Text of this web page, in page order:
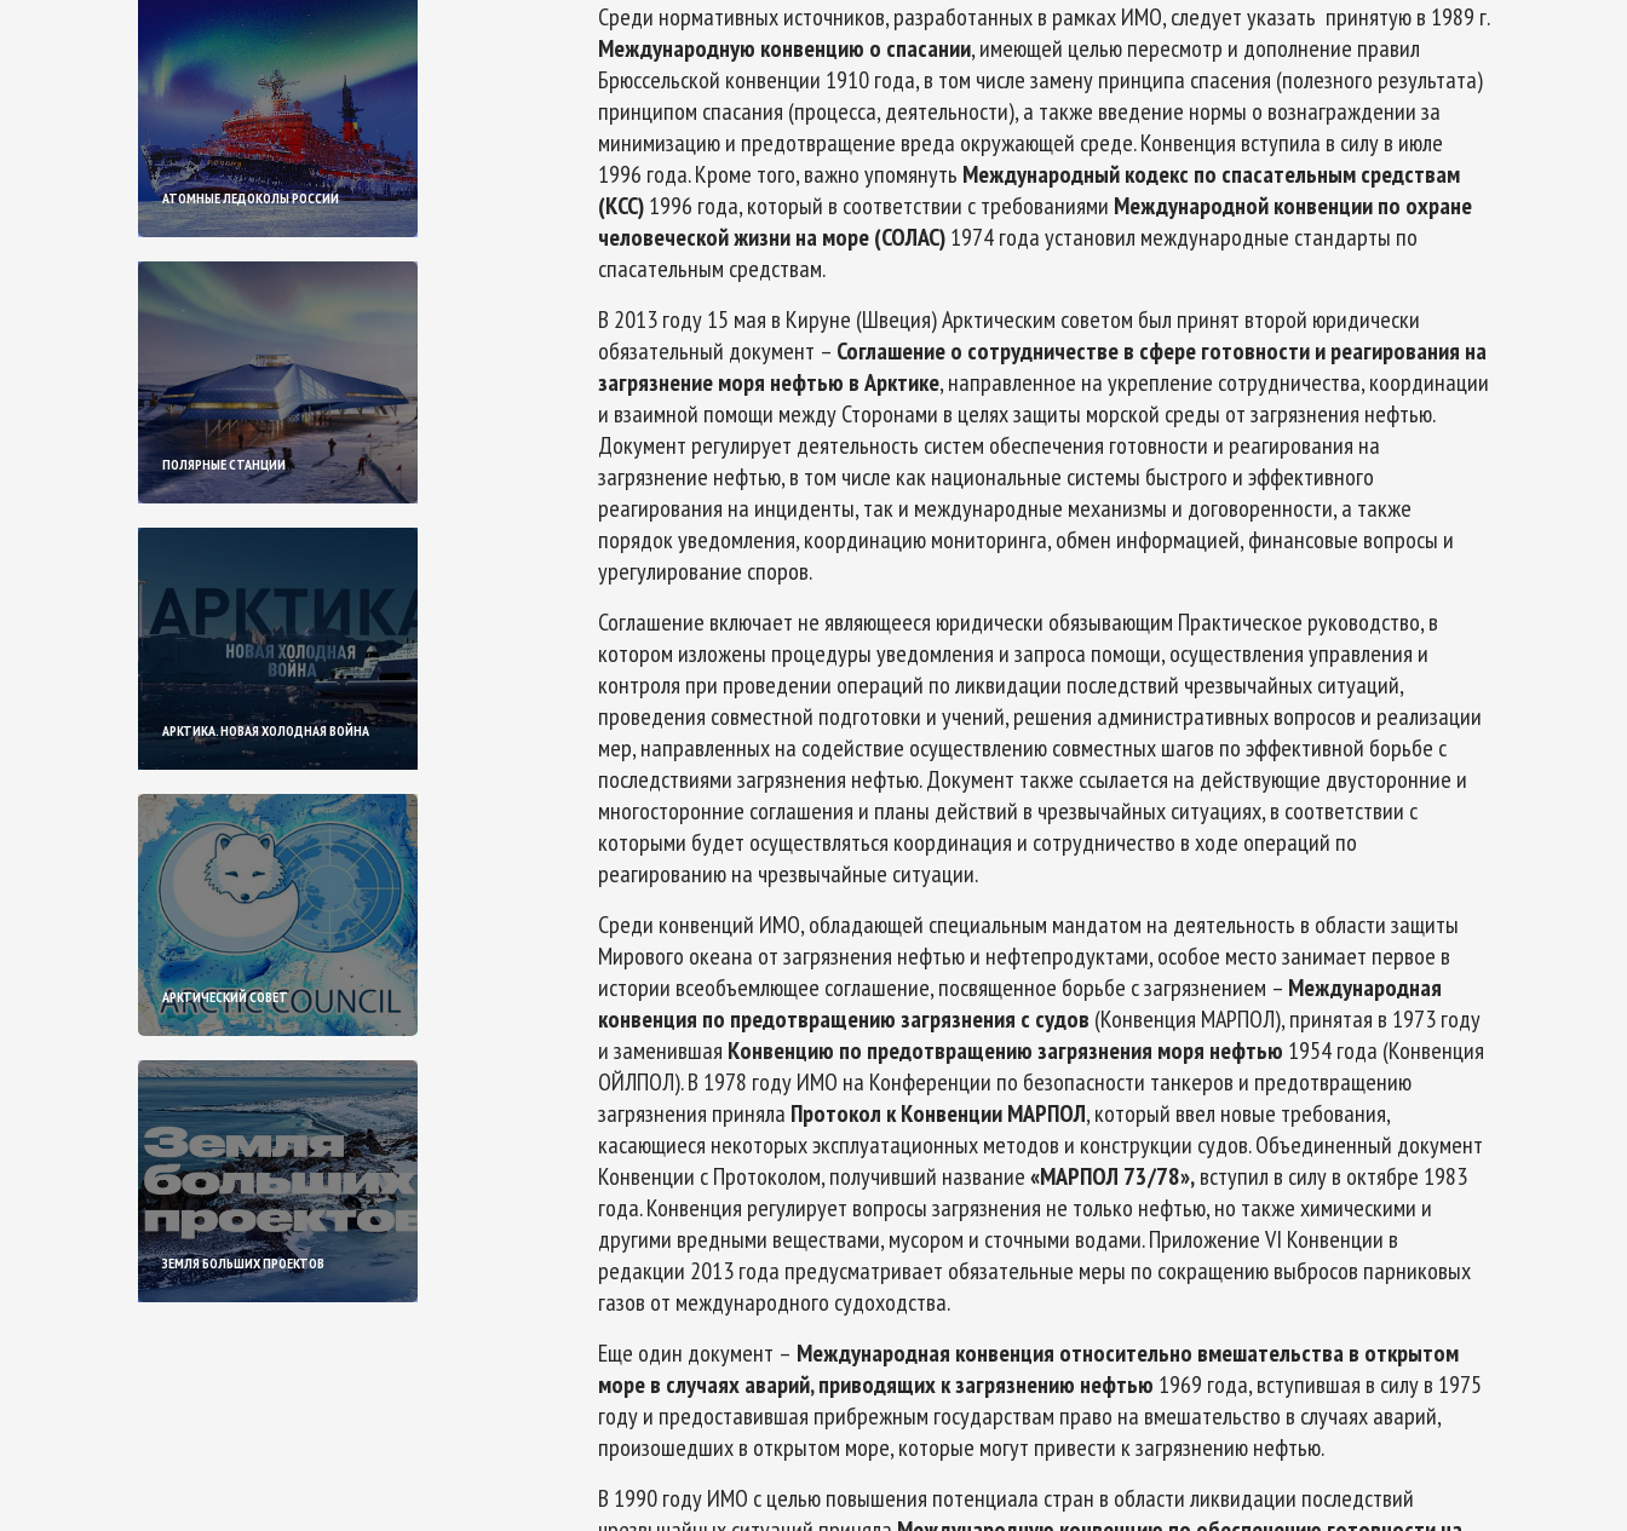
АТОМНЫЕ ЛЕДОКОЛЫ РОССИИ
ПОЛЯРНЫЕ СТАНЦИИ
АРКТИКА. НОВАЯ ХОЛОДНАЯ ВОЙНА
АРКТИЧЕСКИЙ СОВЕТ
ЗЕМЛЯ БОЛЬШИХ ПРОЕКТОВ
Среди нормативных источников, разработанных в рамках ИМО, следует указать принятую в 1989 г.
Международную конвенцию о спасании, имеющей целью пересмотр и дополнение правил
Брюссельской конвенции 1910 года, в том числе замену принципа спасения (полезного результата)
принципом спасания (процесса, деятельности), а также введение нормы о вознаграждении за
минимизацию и предотвращение вреда окружающей среде. Конвенция вступила в силу в июле
1996 года. Кроме того, важно упомянуть Международный кодекс по спасательным средствам
(КСС)1996 года, который в соответствии с требованиями Международной конвенции по охране
человеческой жизни на море (СОЛАС)1974 года установил международные стандарты по
спасательным средствам.
В 2013 году 15 мая в Кируне (Швеция) Арктическим советом был принят второй юридически
обязательный документ – Соглашение о сотрудничестве в сфере готовности и реагирования на
загрязнение моря нефтью в Арктике, направленное на укрепление сотрудничества, координации
и взаимной помощи между Сторонами в целях защиты морской среды от загрязнения нефтью.
Документ регулирует деятельность систем обеспечения готовности и реагирования на
загрязнение нефтью, в том числе как национальные системы быстрого и эффективного
реагирования на инциденты, так и международные механизмы и договоренности, а также
порядок уведомления, координацию мониторинга, обмен информацией, финансовые вопросы и
урегулирование споров.
Соглашение включает не являющееся юридически обязывающим Практическое руководство, в
котором изложены процедуры уведомления и запроса помощи, осуществления управления и
контроля при проведении операций по ликвидации последствий чрезвычайных ситуаций,
проведения совместной подготовки и учений, решения административных вопросов и реализации
мер, направленных на содействие осуществлению совместных шагов по эффективной борьбе с
последствиями загрязнения нефтью. Документ также ссылается на действующие двусторонние и
многосторонние соглашения и планы действий в чрезвычайных ситуациях, в соответствии с
которыми будет осуществляться координация и сотрудничество в ходе операций по
реагированию на чрезвычайные ситуации.
Среди конвенций ИМО, обладающей специальным мандатом на деятельность в области защиты
Мирового океана от загрязнения нефтью и нефтепродуктами, особое место занимает первое в
истории всеобъемлющее соглашение, посвященное борьбе с загрязнением – Международная
конвенция по предотвращению загрязнения с судов (Конвенция МАРПОЛ), принятая в 1973 году
и заменившая Конвенцию по предотвращению загрязнения моря нефтью 1954 года (Конвенция
ОЙЛПОЛ). В 1978 году ИМО на Конференции по безопасности танкеров и предотвращению
загрязнения приняла Протокол к Конвенции МАРПОЛ, который ввел новые требования,
касающиеся некоторых эксплуатационных методов и конструкции судов. Объединенный документ
Конвенции с Протоколом, получивший название«МАРПОЛ 73/78»,вступил в силу в октябре 1983
года. Конвенция регулирует вопросы загрязнения не только нефтью, но также химическими и
другими вредными веществами, мусором и сточными водами. Приложение VI Конвенции в
редакции 2013 года предусматривает обязательные меры по сокращению выбросов парниковых
газов от международного судоходства.
Еще один документ – Международная конвенция относительно вмешательства в открытом
море в случаях аварий, приводящих к загрязнению нефтью 1969 года, вступившая в силу в 1975
году и предоставившая прибрежным государствам право на вмешательство в случаях аварий,
произошедших в открытом море, которые могут привести к загрязнению нефтью.
В 1990 году ИМО с целью повышения потенциала стран в области ликвидации последствий